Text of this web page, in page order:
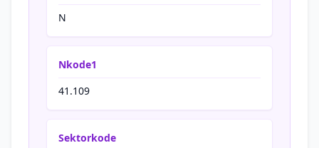
N
Nkode1
41.109
Sektorkode